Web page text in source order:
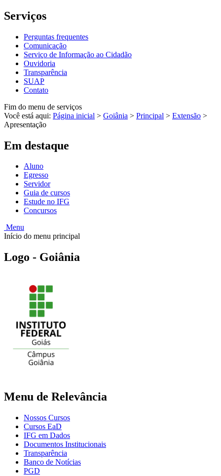
Serviços
Perguntas frequentes
Comunicação
Serviço de Informação ao Cidadão
Ouvidoria
Transparência
SUAP
Contato
Fim do menu de serviços
Você está aqui: Página inicial > Goiânia > Principal > Extensão >
Apresentação
Em destaque
Aluno
Egresso
Servidor
Guia de cursos
Estude no IFG
Concursos
Menu
Início do menu principal
Logo - Goiânia
Menu de Relevância
Nossos Cursos
Cursos EaD
IFG em Dados
Documentos Institucionais
Transparência
Banco de Notícias
PGD